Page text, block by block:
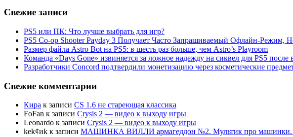
Свежие записи
PS5 или ПК: Что лучше выбрать для игр?
PS5 Co-op Shooter Payday 3 Получает Часто Запрашиваемый Офлайн-Режим,
Размер файла Astro Bot на PS5: в шесть раз больше, чем Astro’s Playroom
Команда «Days Gone» извиняется за ложное надежду на сиквел для PS5
Разработчики Concord подтвердили монетизацию через косметические
Свежие комментарии
Кира к записи CS 1.6 не стареющая классика
FoFan к записи Crysis 2 — видео к выходу игры
Leonardo к записи Crysis 2 — видео к выходу игры
kek¢иk к записи МАШИНКА ВИЛЛИ армагеддон №2. Мультик про машинки.